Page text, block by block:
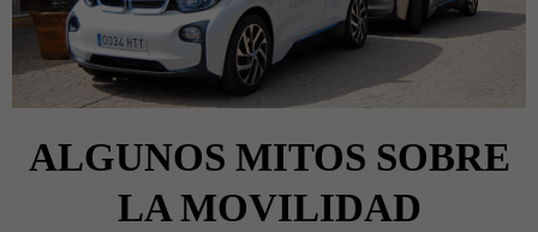
ALGUNOS MITOS SOBRE
LA MOVILIDAD